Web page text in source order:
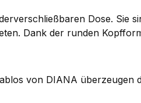
Dose. Sie
Dank der runden
von DIANA überzeugen